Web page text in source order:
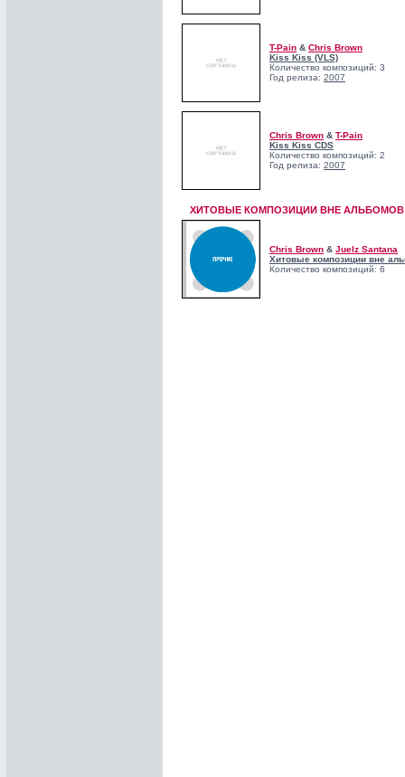
T-Pain & Chris Brown
Kiss Kiss (VLS)
Количество композиций: 3
Год релиза: 2007
Chris Brown & T-Pain
Kiss Kiss CDS
Количество композиций: 2
Год релиза: 2007
ХИТОВЫЕ КОМПОЗИЦИИ ВНЕ
Chris Brown & Juelz Santana
Хитовые композиции вне
Количество композиций: 6